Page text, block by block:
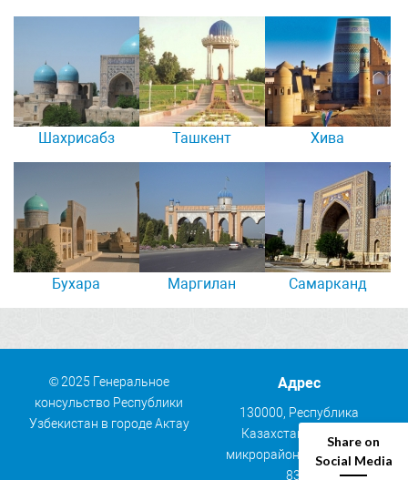
Шахрисабз Ташкент Хива
Бухара Маргилан Самарканд
© 2025 Генеральное
консульство Республики
Узбекистан в городе Актау
Адрес
130000, Республика
Казахстан, г. Актау,
микрорайон 30, коттедж
83/1
Share on
Social Media